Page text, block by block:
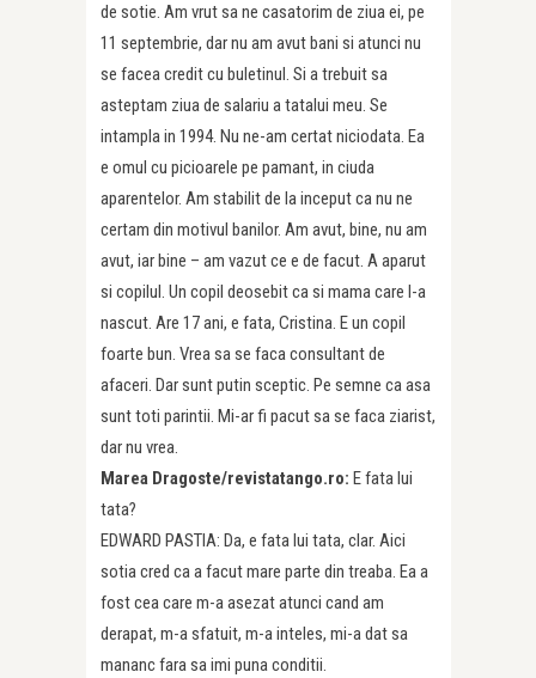
de sotie. Am vrut sa ne casatorim de ziua ei, pe
11 septembrie, dar nu am avut bani si atunci nu
se facea credit cu buletinul. Si a trebuit sa
asteptam ziua de salariu a tatalui meu. Se
intampla in 1994. Nu ne-am certat niciodata. Ea
e omul cu picioarele pe pamant, in ciuda
aparentelor. Am stabilit de la inceput ca nu ne
certam din motivul banilor. Am avut, bine, nu am
avut, iar bine – am vazut ce e de facut. A aparut
si copilul. Un copil deosebit ca si mama care l-a
nascut. Are 17 ani, e fata, Cristina. E un copil
foarte bun. Vrea sa se faca consultant de
afaceri. Dar sunt putin sceptic. Pe semne ca asa
sunt toti parintii. Mi-ar fi pacut sa se faca ziarist,
dar nu vrea.
Marea Dragoste/revistatango.ro: E fata lui
tata?
EDWARD PASTIA: Da, e fata lui tata, clar. Aici
sotia cred ca a facut mare parte din treaba. Ea a
fost cea care m-a asezat atunci cand am
derapat, m-a sfatuit, m-a inteles, mi-a dat sa
mananc fara sa imi puna conditii.